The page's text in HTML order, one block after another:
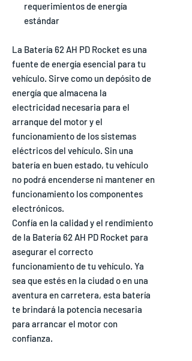
requerimientos de energía
estándar
La Batería 62 AH PD Rocket es una
fuente de energía esencial para tu
vehículo. Sirve como un depósito de
energía que almacena la
electricidad necesaria para el
arranque del motor y el
funcionamiento de los sistemas
eléctricos del vehículo. Sin una
batería en buen estado, tu vehículo
no podrá encenderse ni mantener en
funcionamiento los componentes
electrónicos.
Confía en la calidad y el rendimiento
de la Batería 62 AH PD Rocket para
asegurar el correcto
funcionamiento de tu vehículo. Ya
sea que estés en la ciudad o en una
aventura en carretera, esta batería
te brindará la potencia necesaria
para arrancar el motor con
confianza.